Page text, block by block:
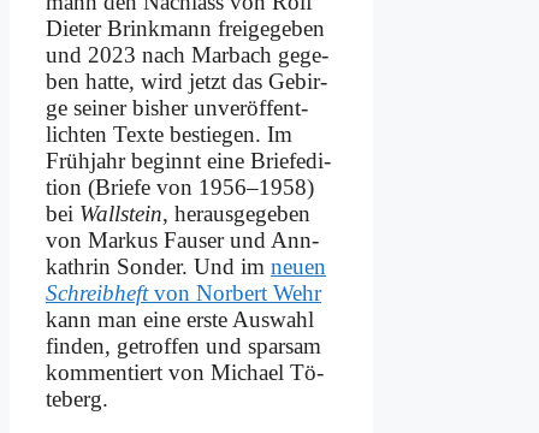
Die­ter Brink­mann frei­ge­ge­ben
und 2023 nach Mar­bach ge­ge­
ben hat­te, wird jetzt das Ge­bir­
ge sei­ner bis­her un­ver­öf­fent­
lich­ten Tex­te be­stie­gen. Im
Früh­jahr be­ginnt ei­ne Brief­edi­
ti­on (Brie­fe von 1956–1958)
bei Wall­stein, her­aus­ge­ge­ben
von Mar­kus Fauser und Ann­
kath­rin Son­der. Und im neu­en
Schreib­heftvon Nor­bert Wehr
kann man ei­ne er­ste Aus­wahl
fin­den, ge­trof­fen und spar­sam
kom­men­tiert von Mi­cha­el Tö­
te­berg.